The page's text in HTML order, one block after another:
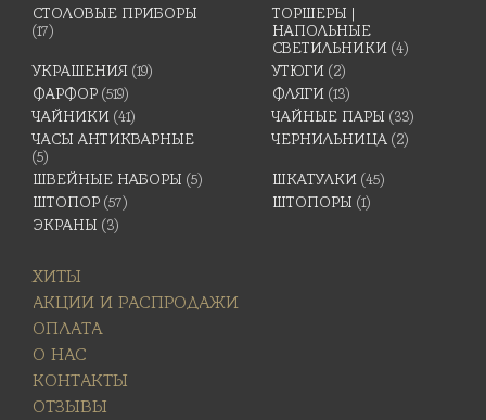
СТОЛОВЫЕ ПРИБОРЫ
(17)
ТОРШЕРЫ |
НАПОЛЬНЫЕ
СВЕТИЛЬНИКИ (4)
УКРАШЕНИЯ (19) УТЮГИ (2)
ФАРФОР (519) ФЛЯГИ (13)
ЧАЙНИКИ (41) ЧАЙНЫЕ ПАРЫ (33)
ЧАСЫ АНТИКВАРНЫЕ
(5)
ЧЕРНИЛЬНИЦА (2)
ШВЕЙНЫЕ НАБОРЫ (5) ШКАТУЛКИ (45)
ШТОПОР (57) ШТОПОРЫ (1)
ЭКРАНЫ (3)
ХИТЫ
АКЦИИ И РАСПРОДАЖИ
ОПЛАТА
О НАС
КОНТАКТЫ
ОТЗЫВЫ